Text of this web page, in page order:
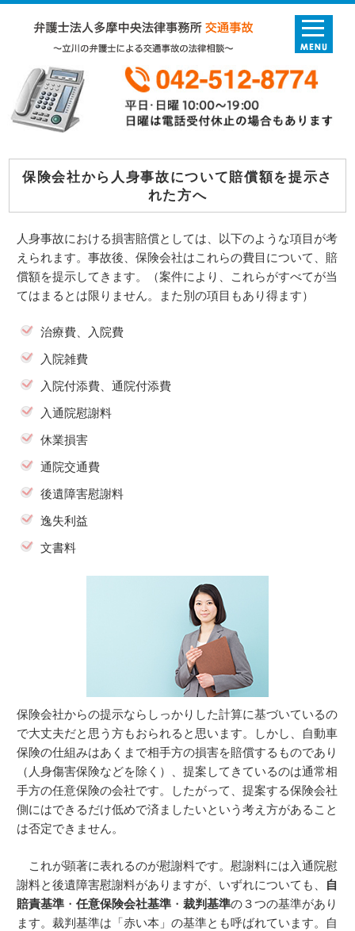
保険会社から人身事故について賠償額を提示さ
れた方へ
人身事故における損害賠償としては、以下のような項目が考
えられます。事故後、保険会社はこれらの費目について、賠
償額を提示してきます。（案件により、これらがすべてが当
てはまるとは限りません。また別の項目もあり得ます）
治療費、入院費
入院雑費
入院付添費、通院付添費
入通院慰謝料
休業損害
通院交通費
後遺障害慰謝料
逸失利益
文書料
保険会社からの提示ならしっかりした計算に基づいているの
で大丈夫だと思う方もおられると思います。しかし、自動車
保険の仕組みはあくまで相手方の損害を賠償するものであり
（人身傷害保険などを除く）、提案してきているのは通常相
手方の任意保険の会社です。したがって、提案する保険会社
側にはできるだけ低めで済ましたいという考え方があること
は否定できません。
これが顕著に表れるのが慰謝料です。慰謝料には入通院慰
謝料と後遺障害慰謝料がありますが、いずれについても、 自
賠責基準 ・任意保険会社基準 ・裁判基準の３つの基準があり
ます。裁判基準は「赤い本」の基準とも呼ばれています。自